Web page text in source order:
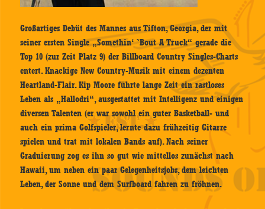
Großartiges Debüt des Mannes aus Tifton, Georgia, der mit
seiner ersten Single „Somethin‘ `Bout A Truck“ gerade die
Top 10 (zur Zeit Platz 9) der Billboard Country Singles-Charts
entert. Knackige New Country-Musik mit einem dezenten
Heartland-Flair. Kip Moore führte lange Zeit ein rastloses
Leben als „Hallodri“, ausgestattet mit Intelligenz und einigen
diversen Talenten (er war sowohl ein guter Basketball- und
auch ein prima Golfspieler, lernte dazu frühzeitig Gitarre
spielen und trat mit lokalen Bands auf). Nach seiner
Graduierung zog es ihn so gut wie mittellos zunächst nach
Hawaii, um neben ein paar Gelegenheitsjobs, dem leichten
Leben, der Sonne und dem Surfboard fahren zu fröhnen.